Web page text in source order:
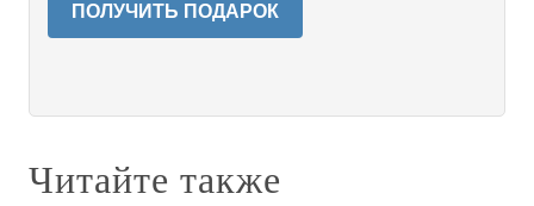
ПОЛУЧИТЬ ПОДАРОК
Читайте также